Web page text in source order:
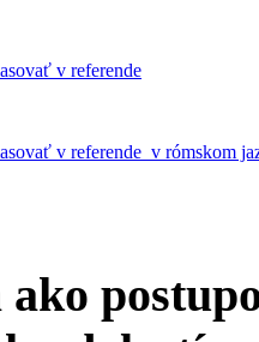
v referende
v referende v rómskom